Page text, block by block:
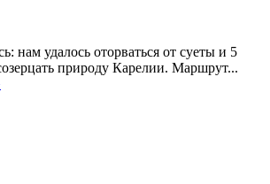
нам удалось оторваться от суеты и 5
природу Карелии. Маршрут...